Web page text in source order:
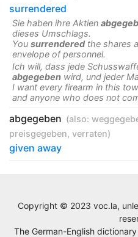
surrendered
Sie haben ihre Aktien
dieses Umschlags.
You surrendered the shares
envelope of personnel.
Ich will, dass jede
abgegeben wird, und jeder
I want every firearm in this
and anyone who does not
abgegeben (also:
preisgegeben, verraten)
given away
Copyright © 2023 voc.la,
The German-English